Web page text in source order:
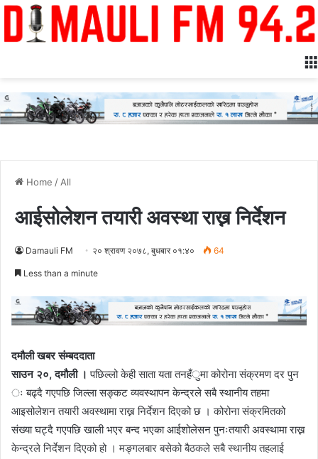
Home / All
आईसोलेशन तयारी अवस्था राख्न निर्देशन
Damauli FM २० श्रावण २०७८, बुधबार ०१:४० 64
Less than a minute
दमौली खबर संम्बददाता
साउन २०, दमौली । पछिल्लो केही साता यता तनहँुमा कोरोना संक्रमण दर पुन
ः बढ्दै गएपछि जिल्ला सङ्कट व्यवस्थापन केन्द्रले सबै स्थानीय तहमा
आइसोलेशन तयारी अवस्थामा राख्न निर्देशन दिएको छ । कोरोना संक्रमितको
संख्या घट्दै गएपछि खाली भएर बन्द भएका आईशोलेसन पुनःतयारी अवस्थामा राख्न
केन्द्रले निर्देशन दिएको हो । मङ्गलबार बसेको बैठकले सबै स्थानीय तहलाई